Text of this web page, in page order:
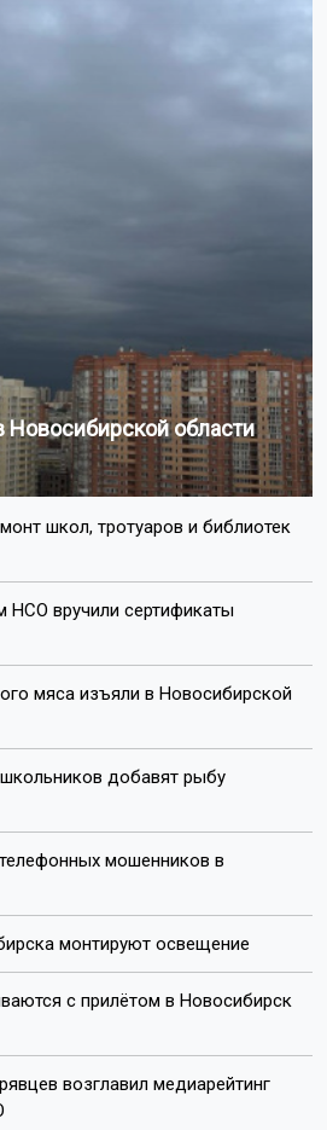
области
школ, тротуаров и библиотек
НСО вручили сертификаты
мяса изъяли в Новосибирской
добавят рыбу
мошенников в
монтируют освещение
с прилётом в Новосибирск
возглавил медиарейтинг